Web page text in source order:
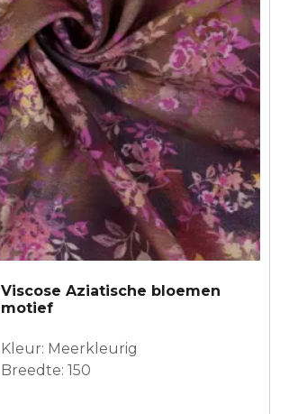
Viscose Aziatische bloemen
motief
Kleur: Meerkleurig
Breedte: 150